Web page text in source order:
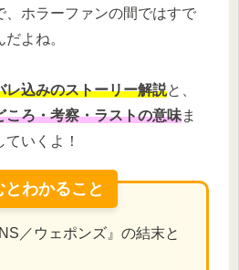
、ホラーファンの間ではすで
よね。
レ込みのストーリー解説と、
ころ・考察・ラストの意味ま
いくよ！
わかること
／ウェポンズ』の結末と